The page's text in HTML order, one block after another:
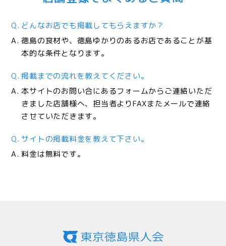
どんなお店でも掲載してもらえますか？
徳島の食材や、徳島ゆかりのあるお店であることが基
本的な条件となります。
掲載までの流れを教えてください。
本サイトのお問い合にあるフォームからご連絡いただ
きました店舗様へ、担当者よりFAXまたメールで連絡
させていただきます。
サイトの掲載料金を教えて下さい。
料金は無料です。